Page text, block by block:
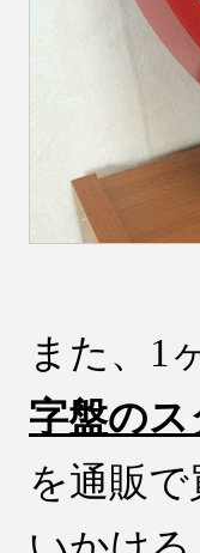
また、1
字盤の
を通販